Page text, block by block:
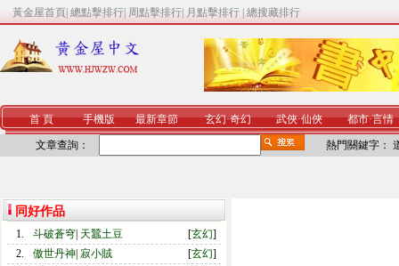
黃金屋首頁 總點擊排行 周點擊排行 月點擊排行 總搜藏排行
首 頁 手機版 最新章節 玄幻·奇幻 武俠·仙俠 都市·言情
文章查詢： 熱門關鍵字：
同好作品
1. 斗破蒼穹 天蠶土豆 [玄幻]
2.
傲世丹神 寂小賊 [玄幻]